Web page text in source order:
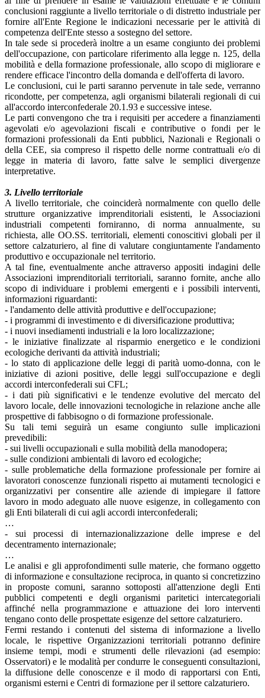
conclusioni raggiunte a livello territoriale o di distretto industriale per
fornire all'Ente Regione le indicazioni necessarie per le attività di
competenza dell'Ente stesso a sostegno del settore.
In tale sede si procederà inoltre a un esame congiunto dei problemi
dell'occupazione, con particolare riferimento alla legge n. 125, della
mobilità e della formazione professionale, allo scopo di migliorare e
rendere efficace l'incontro della domanda e dell'offerta di lavoro.
Le conclusioni, cui le parti saranno pervenute in tale sede, verranno
ricondotte, per competenza, agli organismi bilaterali regionali di cui
all'accordo interconfederale 20.1.93 e successive intese.
Le parti convengono che tra i requisiti per accedere a finanziamenti
agevolati e/o agevolazioni fiscali e contributive o fondi per le
formazioni professionali da Enti pubblici, Nazionali e Regionali o
della CEE, sia compreso il rispetto delle norme contrattuali e/o di
legge in materia di lavoro, fatte salve le semplici divergenze
interpretative.
3. Livello territoriale
A livello territoriale, che coinciderà normalmente con quello delle
strutture organizzative imprenditoriali esistenti, le Associazioni
industriali competenti forniranno, di norma annualmente, su
richiesta, alle OO.SS. territoriali, elementi conoscitivi globali per il
settore calzaturiero, al fine di valutare congiuntamente l'andamento
produttivo e occupazionale nel territorio.
A tal fine, eventualmente anche attraverso appositi indagini delle
Associazioni imprenditoriali territoriali, saranno fornite, anche allo
scopo di individuare i problemi emergenti e i possibili interventi,
informazioni riguardanti:
- l'andamento delle attività produttive e dell'occupazione;
- i programmi di investimento e di diversificazione produttiva;
- i nuovi insediamenti industriali e la loro localizzazione;
- le iniziative finalizzate al risparmio energetico e le condizioni
ecologiche derivanti da attività industriali;
- lo stato di applicazione delle leggi di parità uomo-donna, con le
iniziative di azioni positive, delle leggi sull'occupazione e degli
accordi interconfederali sui CFL;
- i dati più significativi e le tendenze evolutive del mercato del
lavoro locale, delle innovazioni tecnologiche in relazione anche alle
prospettive di fabbisogno o di formazione professionale.
Su tali temi seguirà un esame congiunto sulle implicazioni
prevedibili:
- sui livelli occupazionali e sulla mobilità della manodopera;
- sulle condizioni ambientali di lavoro ed ecologiche;
- sulle problematiche della formazione professionale per fornire ai
lavoratori conoscenze funzionali rispetto ai mutamenti tecnologici e
organizzativi per consentire alle aziende di impiegare il fattore
lavoro in modo adeguato alle nuove esigenze, in collegamento con
gli Enti bilaterali di cui agli accordi interconfederali;
…
- sui processi di internazionalizzazione delle imprese e del
decentramento internazionale;
…
Le analisi e gli approfondimenti sulle materie, che formano oggetto
di informazione e consultazione reciproca, in quanto si concretizzino
in proposte comuni, saranno sottoposti all'attenzione degli Enti
pubblici competenti e degli organismi paritetici intercategoriali
affinché nella programmazione e attuazione dei loro interventi
tengano conto delle prospettate esigenze del settore calzaturiero.
Fermi restando i contenuti del sistema di informazione a livello
locale, le rispettive Organizzazioni territoriali potranno definire
insieme tempi, modi e strumenti delle rilevazioni (ad esempio:
Osservatori) e le modalità per condurre le conseguenti consultazioni,
la diffusione delle conoscenze e il modo di rapportarsi con Enti,
organismi esterni e Centri di formazione per il settore calzaturiero.